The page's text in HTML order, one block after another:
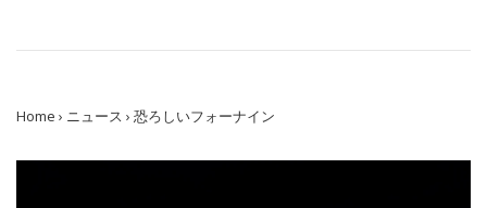
Home › ニュース › 恐ろしいフォーナイン